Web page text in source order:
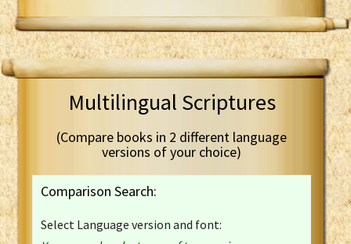
Multilingual Scriptures
(Compare books in 2 different language
versions of your choice)
Comparison Search:
Select Language version and font: